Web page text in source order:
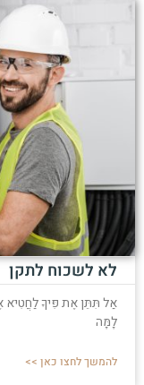
לא לשכוח לתקן
אַל תִּתֵּן אֶת פִּיךָ לַחֲטִיא
לָמָּה
להמשך לחצו כאן >>